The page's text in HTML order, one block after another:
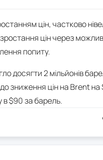
цін, частково
цін через
попиту.
досягти 2 мільйонів
зниження цін на Brent на
в $90 за барель.